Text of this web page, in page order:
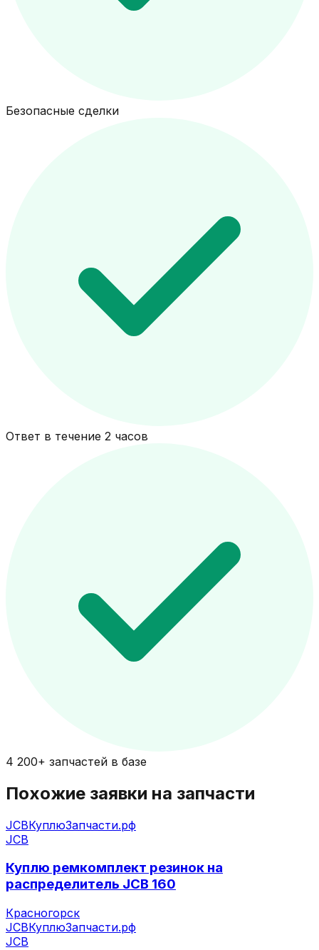
Безопасные сделки
Ответ в течение 2 часов
4 200+ запчастей в базе
Похожие заявки на запчасти
JCBКуплюЗапчасти.рф
JCB
Куплю ремкомплект резинок на
распределитель JCB 160
Красногорск
JCBКуплюЗапчасти.рф
JCB